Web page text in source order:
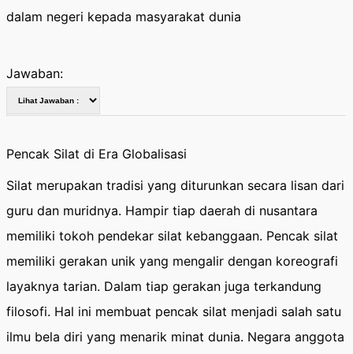
dalam negeri kepada masyarakat dunia
Jawaban:
Pencak Silat di Era Globalisasi
Silat merupakan tradisi yang diturunkan secara lisan dari
guru dan muridnya. Hampir tiap daerah di nusantara
memiliki tokoh pendekar silat kebanggaan. Pencak silat
memiliki gerakan unik yang mengalir dengan koreografi
layaknya tarian. Dalam tiap gerakan juga terkandung
filosofi. Hal ini membuat pencak silat menjadi salah satu
ilmu bela diri yang menarik minat dunia. Negara anggota